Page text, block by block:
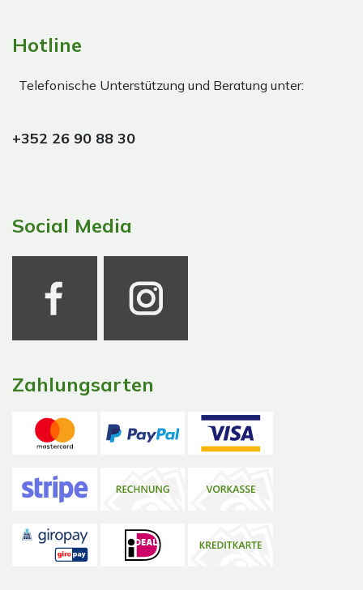
Hotline
Telefonische Unterstützung und Beratung unter:
+352 26 90 88 30
Social Media
Zahlungsarten